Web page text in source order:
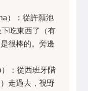
）：從許願池
吃東西了（有
很棒的。旁邊
：從西班牙階
走過去，視野